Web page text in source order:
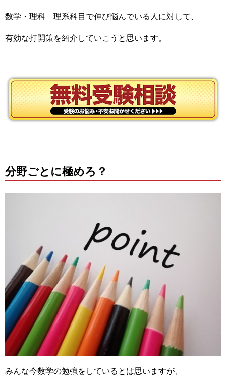
数学・理科 理系科目で伸び悩んでいる人に対して、
有効な打開策を紹介していこうと思います。
分野ごとに極めろ？
みんな今数学の勉強をしているとは思いますが、